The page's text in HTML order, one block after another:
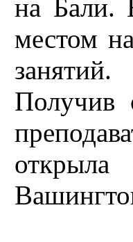
на Бали.
местом
занятий.
Получив